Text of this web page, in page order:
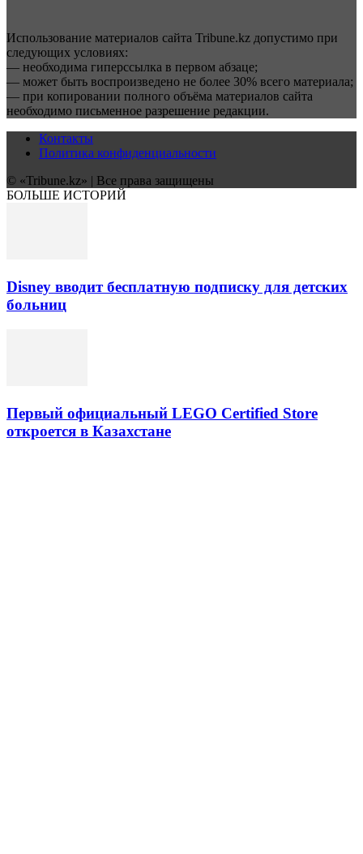
Использование материалов сайта Tribune.kz допустимо при
следующих условиях:
— необходима гиперссылка в первом абзаце;
— может быть воспроизведено не более 30% всего материала;
— при копировании полного объёма материалов сайта
необходимо письменное разрешение редакции.
Контакты
Политика конфиденциальности
© «Tribune.kz» | Все права защищены
БОЛЬШЕ ИСТОРИЙ
Disney вводит бесплатную подписку для детских
больниц
Первый официальный LEGO Certified Store
откроется в Казахстане